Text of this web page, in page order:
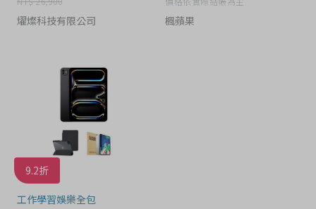
燿燦科技有限公司 楓蘋果
9.2折
工作學習娛樂全包